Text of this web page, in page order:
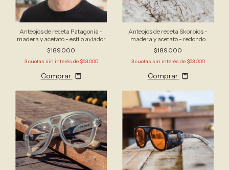
Anteojos de receta Patagonia -
madera y acetato - estilo aviador
$189.000
3cuotas sin interés de $63.000
Comprar
Anteojos de receta Skorpios -
madera y acetato - redondo
oversize
$189.000
3cuotas sin interés de $63.000
Comprar